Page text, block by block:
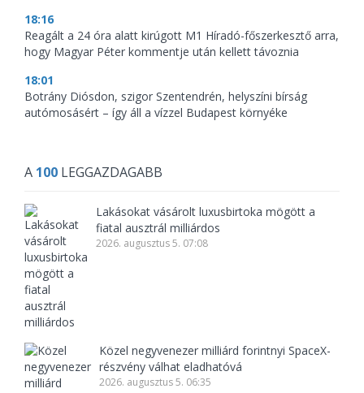
18:16
Reagált a 24 óra alatt kirúgott M1 Híradó-főszerkesztő arra,
hogy Magyar Péter kommentje után kellett távoznia
18:01
Botrány Diósdon, szigor Szentendrén, helyszíni bírság
autómosásért – így áll a vízzel Budapest környéke
A 100 LEGGAZDAGABB
Lakásokat vásárolt luxusbirtoka mögött a
fiatal ausztrál milliárdos
2026. augusztus 5. 07:08
Közel negyvenezer milliárd forintnyi SpaceX-
részvény válhat eladhatóvá
2026. augusztus 5. 06:35